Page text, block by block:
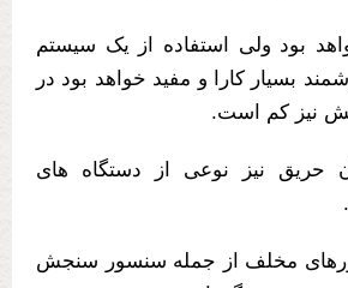
بود ولی استفاده از یک سیستم
بسیار کارا و مفید خواهد بود در
نیز کم است.
حریق نیز نوعی از دستگاه های
مخلف از جمله سنسور سنجش